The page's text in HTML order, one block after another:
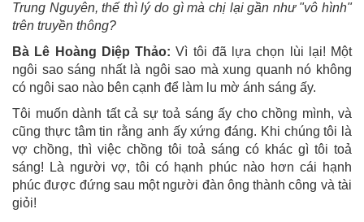
Trung Nguyên, thế thì lý do gì mà chị lại gần như "vô hình"
trên truyền thông?
Bà Lê Hoàng Diệp Thảo: Vì tôi đã lựa chọn lùi lại! Một
ngôi sao sáng nhất là ngôi sao mà xung quanh nó không
có ngôi sao nào bên cạnh để làm lu mờ ánh sáng ấy.
Tôi muốn dành tất cả sự toả sáng ấy cho chồng mình, và
cũng thực tâm tin rằng anh ấy xứng đáng. Khi chúng tôi là
vợ chồng, thì việc chồng tôi toả sáng có khác gì tôi toả
sáng! Là người vợ, tôi có hạnh phúc nào hơn cái hạnh
phúc được đứng sau một người đàn ông thành công và tài
giỏi!